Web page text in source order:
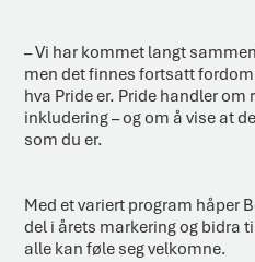
– Vi har kommet langt
men det finnes fortsatt
hva Pride er. Pride handler
inkludering – og om å vise at
som du er.
Med et variert program håper
del i årets markering og bidra
alle kan føle seg velkomne.